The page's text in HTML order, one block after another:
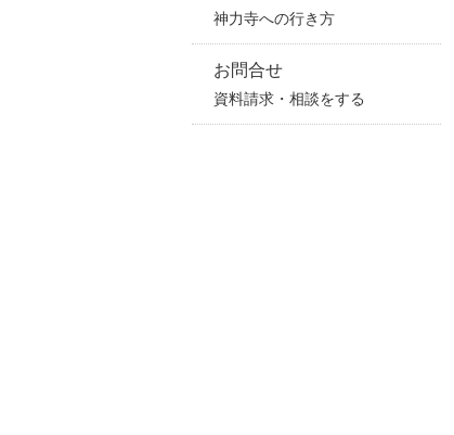
神力寺への行き方
お問合せ
資料請求・相談をする